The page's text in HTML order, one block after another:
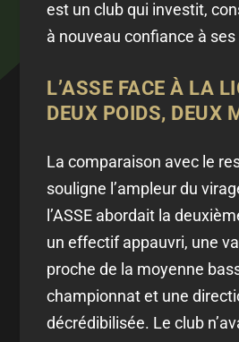
est un club qui investit,
à nouveau confiance à
L’ASSE FACE À LA
DEUX POIDS, DEUX
La comparaison avec le
souligne l’ampleur du
l’ASSE abordait la
un effectif appauvri, une
proche de la moyenne
championnat et une
décrédibilisée. Le club